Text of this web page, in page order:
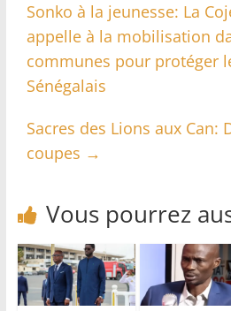
Sonko à la jeunesse: La
appelle à la mobilisation
communes pour protéger
Sénégalais
Sacres des Lions aux Can:
coupes →
Vous pourrez